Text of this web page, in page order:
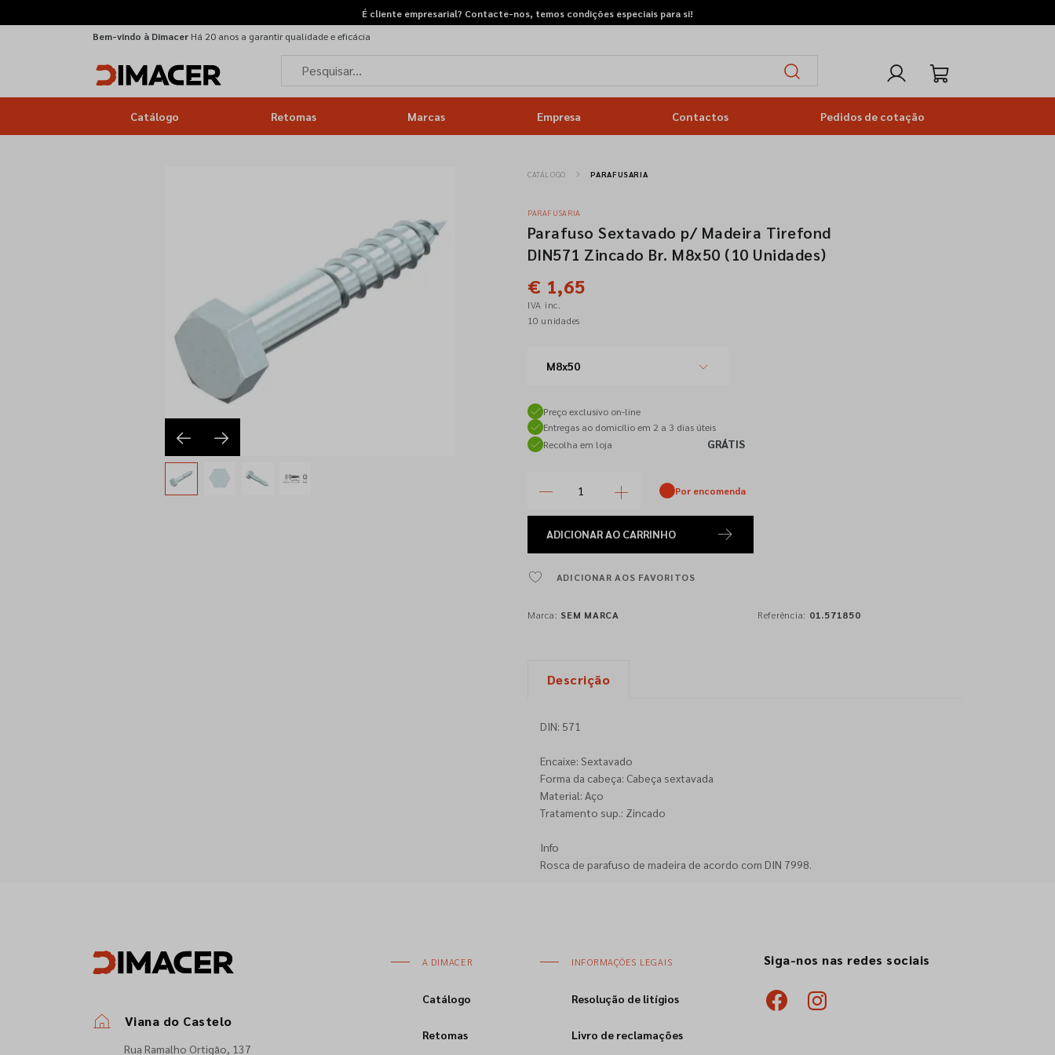
É cliente empresarial? Contacte-nos, temos condições especiais para si!
Bem-vindo à Dimacer Há 20 anos a garantir qualidade e eficácia
Catálogo Retomas Marcas Empresa Contactos Pedidos de cotação
CATÁLOGO PARAFUSARIA
PARAFUSARIA
Parafuso Sextavado p/ Madeira Tirefond
DIN571 Zincado Br. M8x50 (10 Unidades)
€ 1,65
IVA inc.
10 unidades
M8x50
Preço exclusivo on-line
Entregas ao domicílio em 2 a 3 dias úteis
Recolha em loja
GRÁTIS
Por encomenda
ADICIONARAO CARRINHO
ADICIONAR AOS FAVORITOS
Marca: SEM MARCA Referência: 01.571850
Descrição
DIN: 571
Encaixe: Sextavado
Forma da cabeça: Cabeça sextavada
Material: Aço
Tratamento sup.: Zincado
Info
Rosca de parafuso de madeira de acordo com DIN 7998.
Viana do Castelo
Rua Ramalho Ortigão, 137
A DIMACER
Catálogo
Retomas
INFORMAÇÕES LEGAIS
Resolução de litígios
Livro de reclamações
Siga-nos nas redes sociais